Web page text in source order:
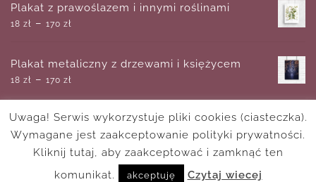
Plakat z prawoślazem i innymi roślinami
18 zł – 170 zł
Plakat metaliczny z drzewami i księżycem
18 zł – 170 zł
Metaliczny dyptyk srebrnych plakatów z
tropikalnymi liśćmi
– 130 zł
Uwaga! Serwis wykorzystuje pliki cookies (ciasteczka).
Wymagane jest zaakceptowanie polityki prywatności.
Kliknij tutaj, aby zaakceptować i zamknąć ten
komunikat.
akceptuję Czytaj wiecej